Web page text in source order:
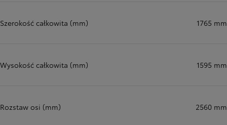
Szerokość całkowita (mm) 1765 mm
Wysokość całkowita (mm) 1595 mm
Rozstaw osi (mm) 2560 mm